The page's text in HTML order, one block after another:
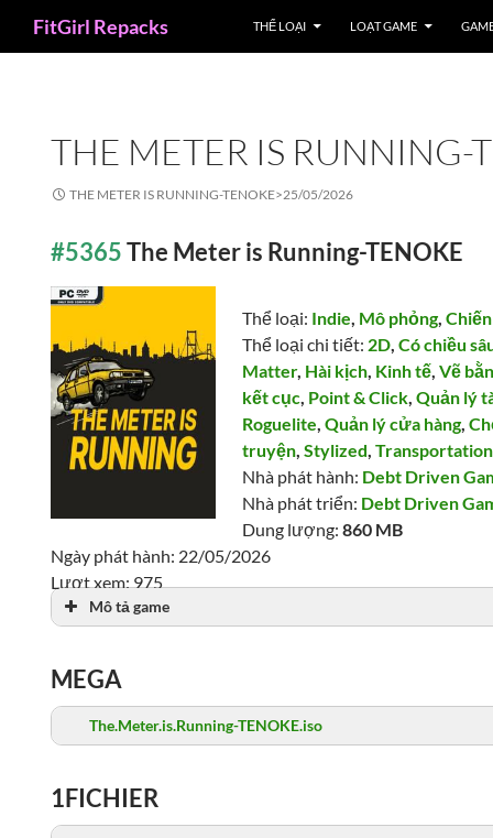
FitGirl Repacks THỂ LOẠI LOẠT GAME
THE METER IS RUNNING-
THE METER IS RUNNING-TENOKE>25/05/2026
#5365The Meter is Running-TENOKE
Thể loại: Indie, Mô phỏng,
Thể loại chi tiết: 2D,Có chiều
Matter, Hài kịch, Kinh tế,Vẽ
kết cục, Point & Click,Quản lý
Roguelite,Quản lý cửa hàng,
truyện,Stylized,Transportation
Nhà phát hành: Debt Driven
Nhà phát triển: Debt Driven
Dung lượng:860 MB
Ngày phát hành: 22/05/2026
Lượt xem: 975
Mô tả game
MEGA
The.Meter.is.Running-TENOKE.iso
1FICHIER